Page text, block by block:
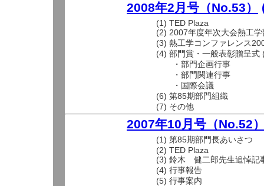
2008年2月号（No.53）
(1) TED Plaza
(2) 2007年度年次大会熱工
(3) 熱工学コンファレンス
(4) 部門賞・一般表彰贈呈式
・部門企画行事
・部門関連行事
・国際会議
(6) 第85期部門組織
(7) その他
2007年10月号（No.52
(1) 第85期部門長あいさつ
(2) TED Plaza
(3) 鈴木 健二郎先生追悼記
(4) 行事報告
(5) 行事案内